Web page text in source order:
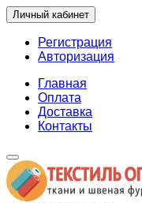
Личный кабинет
Регистрация
Авторизация
Главная
Оплата
Доставка
Контакты